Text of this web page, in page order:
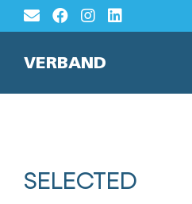
Zum
Inhalt
springenVERBAND
SELECTED